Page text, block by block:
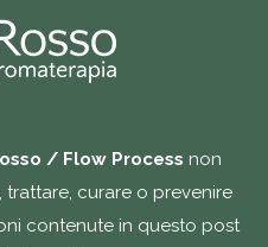
/ Flow Process non
curare o prevenire
contenute in questo post